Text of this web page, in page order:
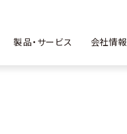
製品・サービス 会社情報